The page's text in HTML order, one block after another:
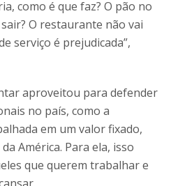
como é que faz? O pão no
O restaurante não vai
serviço é prejudicada”,
aproveitou para defender
no país, como a
em um valor fixado,
América. Para ela, isso
que querem trabalhar e